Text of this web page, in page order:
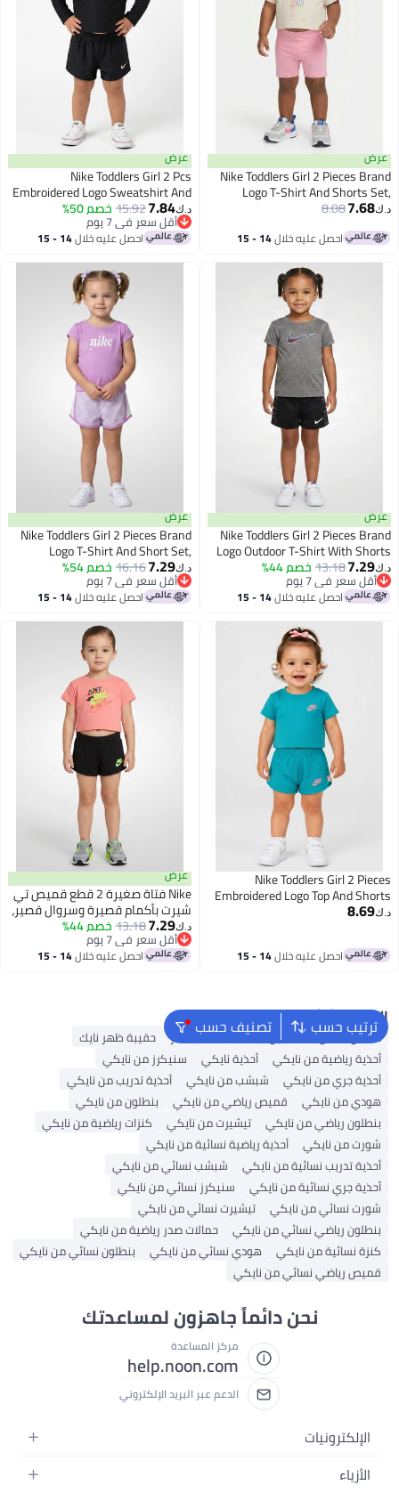
عرض
Nike Toddlers Girl 2 Pieces Brand
Logo T-Shirt And Shorts Set,
Multicolor
د.ك‏7.68
8.08
احصل عليه خلال 14 - 15
عرض
Nike Toddlers Girl 2 Pcs
Embroidered Logo Sweatshirt And
Shorts Set, Black
د.ك‏7.84
15.92خصم 50%
أقل سعر في 7 يوم
أقل سعر في 7 يوماحصل عليه خلال 14 - 15
عرض
Nike Toddlers Girl 2 Pieces Brand
Logo Outdoor T-Shirt With Shorts
Set, Multicolor
د.ك‏7.29
13.18خصم 44%
أقل سعر في 7 يوم
أقل سعر في 7 يوماحصل عليه خلال 14 - 15
عرض
Nike Toddlers Girl 2 Pieces Brand
Logo T-Shirt And Short Set,
Multicolor
د.ك‏7.29
16.16خصم 54%
أقل سعر في 7 يوم
أقل سعر في 7 يوماحصل عليه خلال 14 - 15
Nike Toddlers Girl 2 Pieces
Embroidered Logo Top And Shorts
Set, Turquoise
د.ك‏8.69
احصل عليه خلال 14 - 15
عرض
Nike فتاة صغيرة 2 قطع قميص تي
شيرت بأكمام قصيرة وسروال قصير،
متعدد الألوان
د.ك‏7.29
13.18خصم 44%
أقل سعر في 7 يوم
أقل سعر في 7 يوماحصل عليه خلال 14 - 15
ترتيب حسب تصنيف حسب البحث الشائع
ملابس اطفال فساتين للبنات حقائب ظهر
حقيبة ظهر نايك
أحذية رياضية من نايكي
أحذية نايكي
سنيكرز من نايكي
أحذية جري من نايكي
شبشب من نايكي
أحذية تدريب من نايكي
هودي من نايكي
قميص رياضي من نايكي
بنطلون من نايكي
بنطلون رياضي من نايكي
تيشيرت من نايكي
كنزات رياضية من نايكي
شورت من نايكي
أحذية رياضية نسائية من نايكي
أحذية تدريب نسائية من نايكي
شبشب نسائي من نايكي
أحذية جري نسائية من نايكي
سنيكرز نسائي من نايكي
شورت نسائي من نايكي
تيشيرت نسائي من نايكي
بنطلون رياضي نسائي من نايكي
حمالات صدر رياضية من نايكي
كنزة نسائية من نايكي
هودي نسائي من نايكي
بنطلون نسائي من نايكي
قميص رياضي نسائي من نايكي
نحن دائماً جاهزون لمساعدتك
مركز المساعدة
help.noon.com
الدعم عبر البريد الإلكتروني
الإلكترونيات
الجوالات
الأزياء